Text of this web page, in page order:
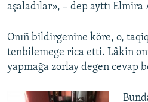
aşaladılar», – dep ayttı
Onıñ bildirgenine köre, o,
tenbilemege rica etti. Lâkin
yapmağa zorlay degen cevap